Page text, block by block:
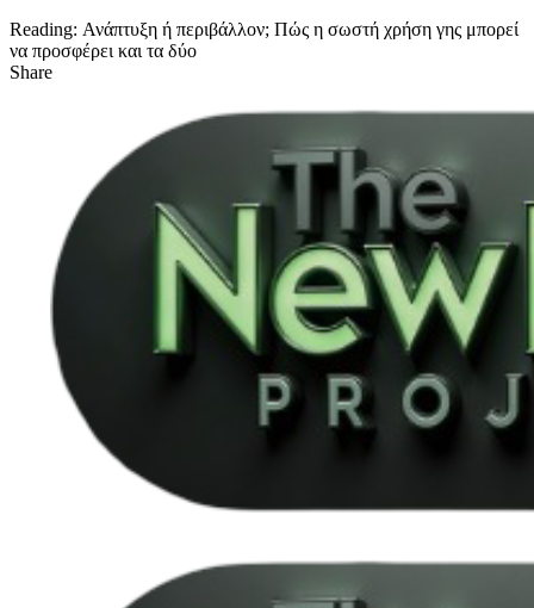
Reading: Ανάπτυξη ή περιβάλλον; Πώς η σωστή χρήση γης μπορεί
να προσφέρει και τα δύο
Share